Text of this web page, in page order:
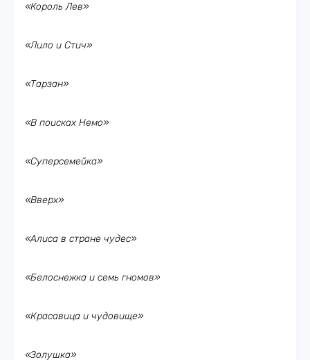
«Король Лев»
«Лило и Стич»
«Тарзан»
«В поисках Немо»
«Суперсемейка»
«Вверх»
«Алиса в стране чудес»
«Белоснежка и семь гномов»
«Красавица и чудовище»
«Золушка»